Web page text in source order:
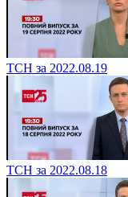
ТСН за 2022.08.19
ТСН за 2022.08.18